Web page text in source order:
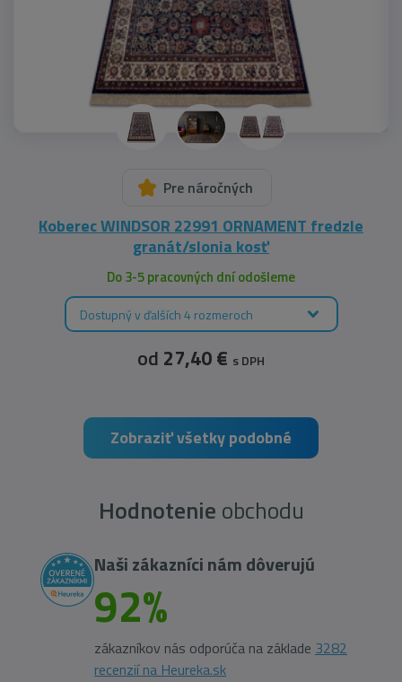
Pre náročných
Koberec WINDSOR 22991 ORNAMENT fredzle
granát/slonia kosť
Do 3-5 pracovných dní odošleme
Dostupný v ďalších 4 rozmeroch
od 27,40 € s DPH
Zobraziť všetky podobné
Hodnotenie obchodu
Naši zákazníci nám dôverujú
92%
zákazníkov nás odporúča na základe 3282
recenzií na Heureka.sk